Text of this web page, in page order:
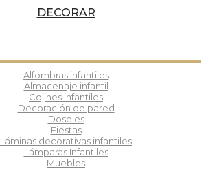
DECORAR
Alfombras infantiles
Almacenaje infantil
Cojines infantiles
Decoración de pared
Doseles
Fiestas
Láminas decorativas infantiles
Lámparas Infantiles
Muebles